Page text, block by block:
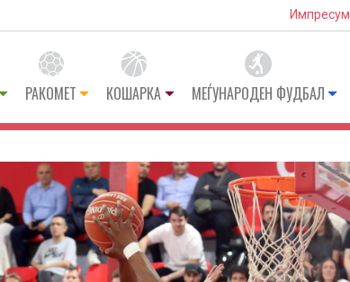
Импресум
РАКОМЕТ КОШАРКА МЕЃУНАРОДЕН ФУДБАЛ